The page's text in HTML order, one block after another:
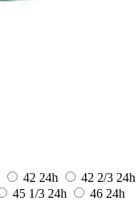
42 24h 42 2/3 24h
45 1/3 24h 46 24h